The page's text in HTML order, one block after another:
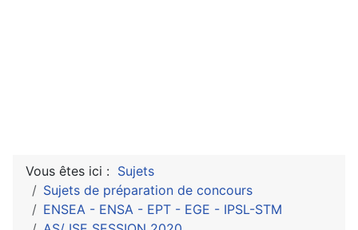
Vous êtes ici : Sujets
Sujets de préparation de concours
ENSEA - ENSA - EPT - EGE - IPSL-STM